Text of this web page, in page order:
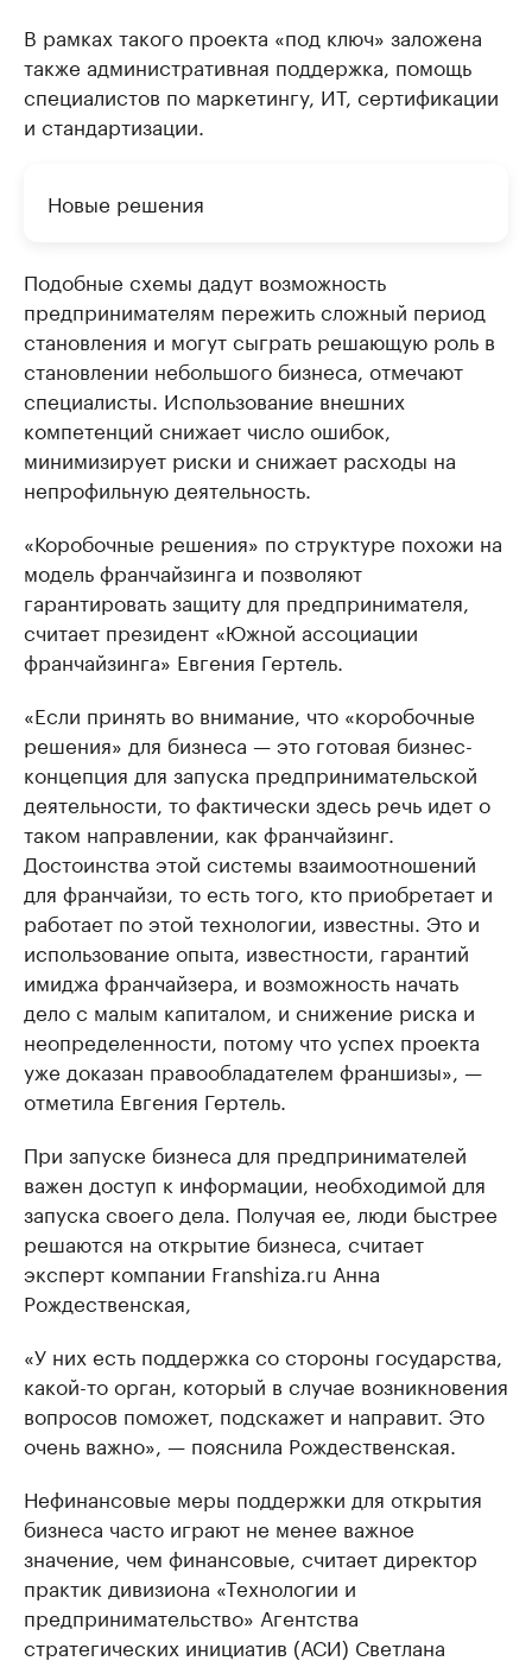
В рамках такого проекта «под ключ» заложена
также административная поддержка, помощь
специалистов по маркетингу, ИТ, сертификации
и стандартизации.
Новые решения
Подобные схемы дадут возможность
предпринимателям пережить сложный период
становления и могут сыграть решающую роль в
становлении небольшого бизнеса, отмечают
специалисты. Использование внешних
компетенций снижает число ошибок,
минимизирует риски и снижает расходы на
непрофильную деятельность.
«Коробочные решения» по структуре похожи на
модель франчайзинга и позволяют
гарантировать защиту для предпринимателя,
считает президент «Южной ассоциации
франчайзинга» Евгения Гертель.
«Если принять во внимание, что «коробочные
решения» для бизнеса — это готовая бизнес-
концепция для запуска предпринимательской
деятельности, то фактически здесь речь идет о
таком направлении, как франчайзинг.
Достоинства этой системы взаимоотношений
для франчайзи, то есть того, кто приобретает и
работает по этой технологии, известны. Это и
использование опыта, известности, гарантий
имиджа франчайзера, и возможность начать
дело с малым капиталом, и снижение риска и
неопределенности, потому что успех проекта
уже доказан правообладателем франшизы», —
отметила Евгения Гертель.
При запуске бизнеса для предпринимателей
важен доступ к информации, необходимой для
запуска своего дела. Получая ее, люди быстрее
решаются на открытие бизнеса, считает
эксперт компании Franshiza.ru Анна
Рождественская,
«У них есть поддержка со стороны государства,
какой-то орган, который в случае возникновения
вопросов поможет, подскажет и направит. Это
очень важно», — пояснила Рождественская.
Нефинансовые меры поддержки для открытия
бизнеса часто играют не менее важное
значение, чем финансовые, считает директор
практик дивизиона «Технологии и
предпринимательство» Агентства
стратегических инициатив (АСИ) Светлана